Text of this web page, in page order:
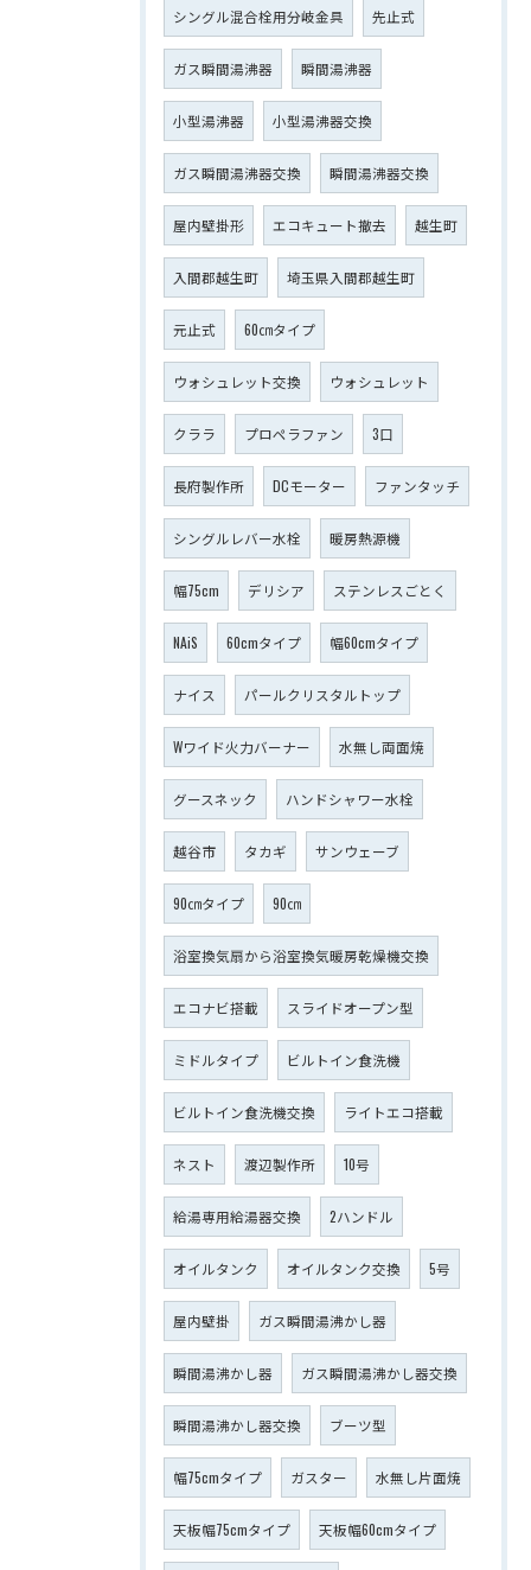
シングル混合栓用分岐金具 先止式
ガス瞬間湯沸器 瞬間湯沸器
小型湯沸器 小型湯沸器交換
ガス瞬間湯沸器交換 瞬間湯沸器交換
屋内壁掛形 エコキュート撤去 越生町
入間郡越生町 埼玉県入間郡越生町
元止式 60㎝タイプ
ウォシュレット交換 ウォシュレット
クララ プロペラファン 3口
長府製作所 DCモーター ファンタッチ
シングルレバー水栓 暖房熱源機
幅75cm デリシア ステンレスごとく
NAiS 60cmタイプ 幅60cmタイプ
ナイス パールクリスタルトップ
Wワイド火力バーナー 水無し両面焼
グースネック ハンドシャワー水栓
越谷市 タカギ サンウェーブ
90㎝タイプ 90㎝
浴室換気扇から浴室換気暖房乾燥機交換
エコナビ搭載 スライドオープン型
ミドルタイプ ビルトイン食洗機
ビルトイン食洗機交換 ライトエコ搭載
ネスト 渡辺製作所 10号
給湯専用給湯器交換 2ハンドル
オイルタンク オイルタンク交換 5号
屋内壁掛 ガス瞬間湯沸かし器
瞬間湯沸かし器 ガス瞬間湯沸かし器交換
瞬間湯沸かし器交換 ブーツ型
幅75cmタイプ ガスター 水無し片面焼
天板幅75cmタイプ 天板幅60cmタイプ